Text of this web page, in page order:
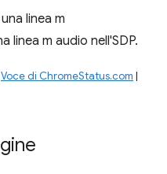
linea m
linea m audio nell'SDP.
Voce di ChromeStatus.com |